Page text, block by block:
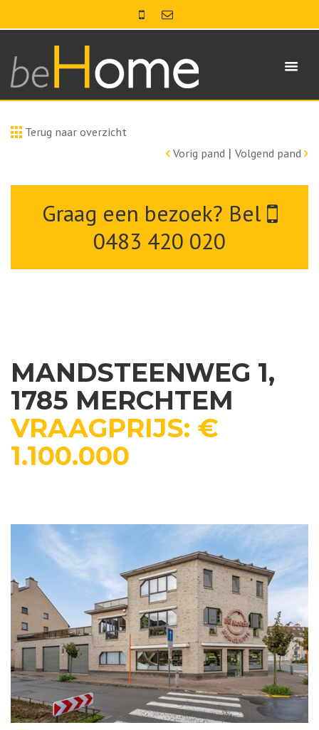
Terug naar overzicht
Vorig pand | Volgend pand
Graag een bezoek? Bel
0483 420 020
MANDSTEENWEG 1,
1785 MERCHTEM
VRAAGPRIJS: €
1.100.000